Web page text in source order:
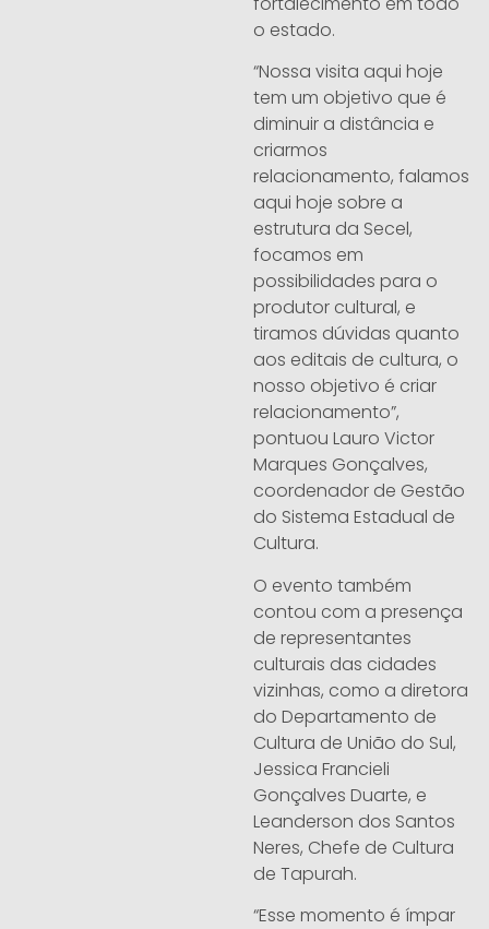
o estado.
“Nossa visita aqui hoje
tem um objetivo que é
diminuir a distância e
criarmos
relacionamento, falamos
aqui hoje sobre a
estrutura da Secel,
focamos em
possibilidades para o
produtor cultural, e
tiramos dúvidas quanto
aos editais de cultura, o
nosso objetivo é criar
relacionamento”,
pontuou Lauro Victor
Marques Gonçalves,
coordenador de Gestão
do Sistema Estadual de
Cultura.
O evento também
contou com a presença
de representantes
culturais das cidades
vizinhas, como a diretora
do Departamento de
Cultura de União do Sul,
Jessica Francieli
Gonçalves Duarte, e
Leanderson dos Santos
Neres, Chefe de Cultura
de Tapurah.
“Esse momento é ímpar